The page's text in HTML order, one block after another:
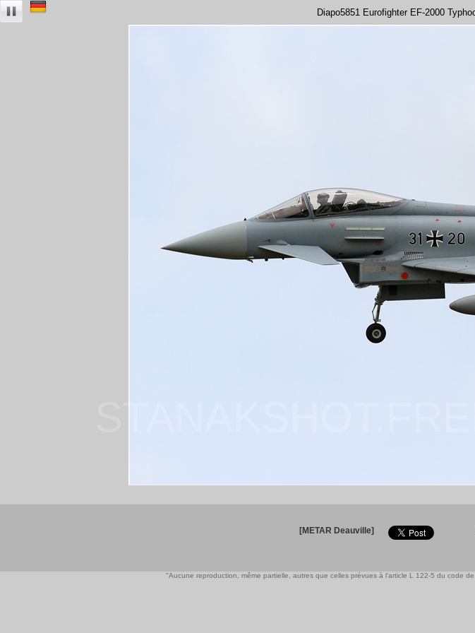
Diapo5851 Eurofighter EF-2000
[METAR Deauville]
"Aucune reproduction, même partielle, autres que celles prévues à l'article L 122-5 du code